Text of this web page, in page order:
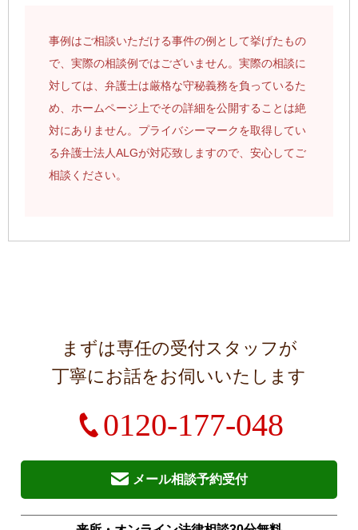
事例はご相談いただける事件の例として挙げたもの
で、実際の相談例ではございません。実際の相談に
対しては、弁護士は厳格な守秘義務を負っているた
め、ホームページ上でその詳細を公開することは絶
対にありません。プライバシーマークを取得してい
る弁護士法人ALGが対応致しますので、安心してご
相談ください。
まずは専任の受付スタッフが
丁寧にお話をお伺いいたします
0120-177-048
メール相談予約受付